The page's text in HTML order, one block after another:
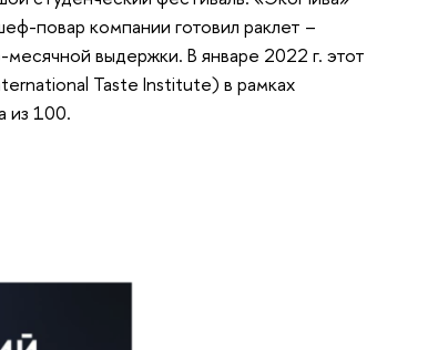
повар компании готовил раклет –
выдержки. В январе 2022 г. этот
Taste Institute) в рамках
из 100.